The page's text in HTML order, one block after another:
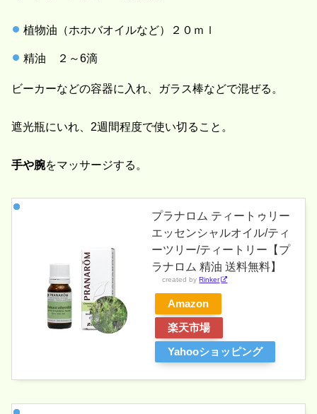
植物油（ホホバオイルなど）２０ｍｌ
精油 ２～6滴
ビーカーなどの容器に入れ、ガラス棒などで混ぜる。
遮光瓶にいれ、2週間程度で使い切ること。
手や腕をマッサージする。
プラナロム ティートゥリー
エッセンシャルオイル/ティ
ーツリー/ティートリー【プ
ラナロム 精油 送料無料】
created byRinker
Amazon
楽天市場
Yahooショッピング